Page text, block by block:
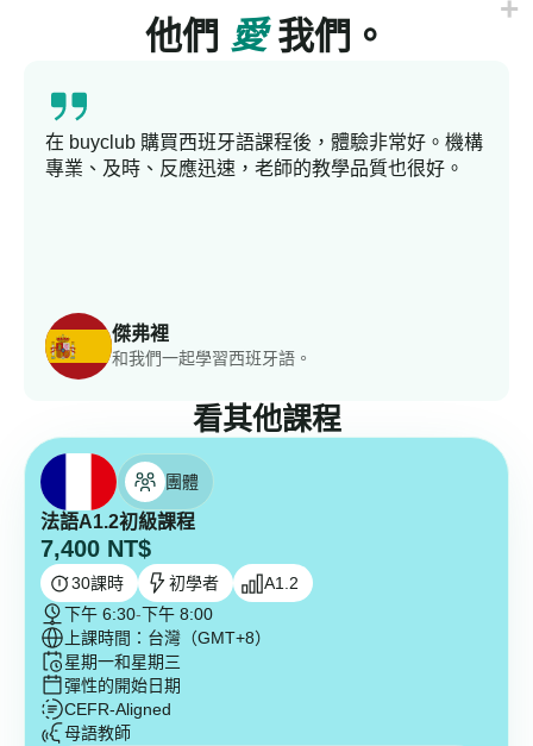
他們 愛我們。
傑弗裡
和我們一起學習西班牙語。
在 buyclub 購買西班牙語課程後，體驗非常好。機構
專業、及時、反應迅速，老師的教學品質也很好。
看其他課程
團體
法語A1.2初級課程
7,400 NT$
30課時 初學者
A1.2
下午 6:30-下午 8:00
上課時間：台灣（GMT+8）
星期一和星期三
彈性的開始日期
CEFR-Aligned
母語教師